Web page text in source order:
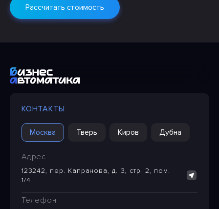
Рассчитать стоимость
КОНТАКТЫ
Москва Тверь Киров Дубна
Адрес
123242, пер. Капранова, д. 3, стр. 2, пом.
1/4
Телефон